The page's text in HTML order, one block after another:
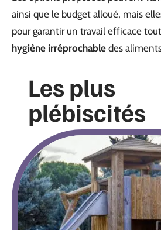
ainsi que le budget alloué, mais
pour garantir un travail efficace
hygiène irréprochable des
Les plus
plébiscités